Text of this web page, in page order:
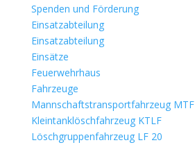
Spenden und Förderung
Einsatzabteilung
Einsatzabteilung
Einsätze
Feuerwehrhaus
Fahrzeuge
Mannschaftstransportfahrzeug MTF
Kleintanklöschfahrzeug KTLF
Löschgruppenfahrzeug LF 20